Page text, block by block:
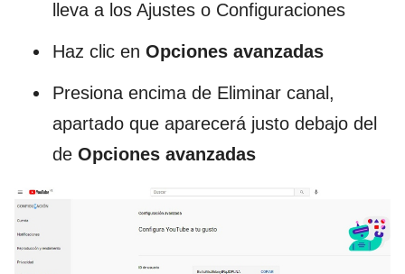
lleva a los Ajustes o Configuraciones
Haz clic en Opciones avanzadas
Presiona encima de Eliminar canal,
apartado que aparecerá justo debajo del
de Opciones avanzadas